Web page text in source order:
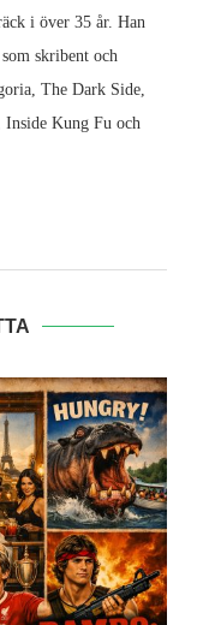
i över 35 år. Han
skribent och
The Dark Side,
Inside Kung Fu och